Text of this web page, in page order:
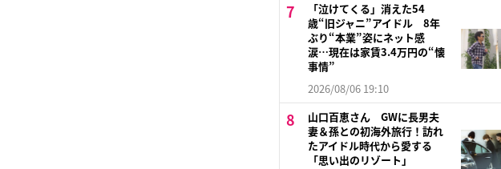
「泣けてくる」消えた54
歳“旧ジャニ”アイドル 8年
ぶり“本業”姿にネット感
涙…現在は家賃3.4万円の“懐
事情”
2026/08/06 19:10
山口百恵さん GWに長男夫
妻＆孫との初海外旅行！訪れ
たアイドル時代から愛する
「思い出のリゾート」